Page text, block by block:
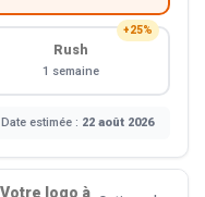
+25%
Rush
1 semaine
Date estimée : 22 août 2026
Votre logo à